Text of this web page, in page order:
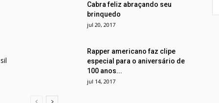
Cabra feliz abraçando seu
brinquedo
jul 20, 2017
Rapper americano faz clipe
especial para o aniversário de
100 anos...
jul 14, 2017